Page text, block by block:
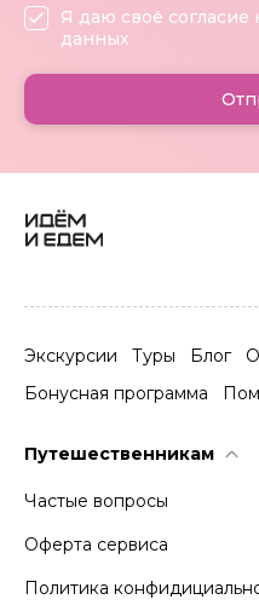
Экскурсии Туры Блог
Бонусная программа
Путешественникам
Частые вопросы
Оферта сервиса
Политика
Я даю своё согласие
данных